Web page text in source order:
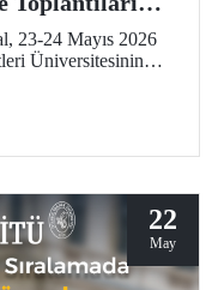
23-24 Mayıs 2026
Üniversitesinin
22
May